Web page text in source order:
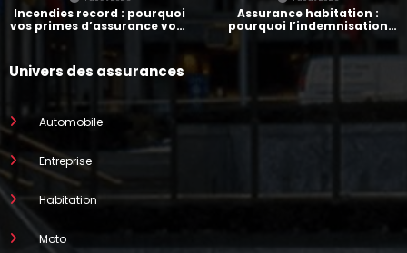
Incendies record : pourquoi
vos primes d’assurance vont
Assurance habitation :
pourquoi l’indemnisation
prend parfois 7 mois
Univers des assurances
Automobile
Entreprise
Habitation
Moto